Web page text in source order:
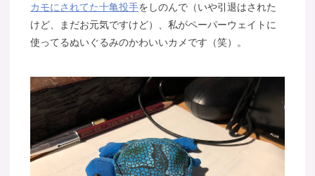
カモにされてた十亀投手をしのんで（いや引退はされた
けど、まだお元気ですけど）、私がペーパーウェイトに
使ってるぬいぐるみのかわいいカメです（笑）。